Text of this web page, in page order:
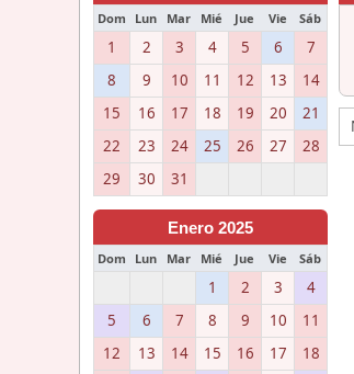
Dom Lun Mar Mié Jue Vie Sáb
1 2 3 4 5 6
7
8
9 10 11 12 13
14
15
16 17 18 19 20
21
22
23 24 25 26 27
28
29
30 31
Enero 2025
Dom Lun Mar Mié Jue Vie Sáb
1 2 3
4
5
6 7 8 9 10
11
12
13 14 15 16 17 18